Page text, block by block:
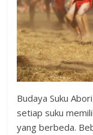
Budaya Suku
setiap suku
yang berbeda.